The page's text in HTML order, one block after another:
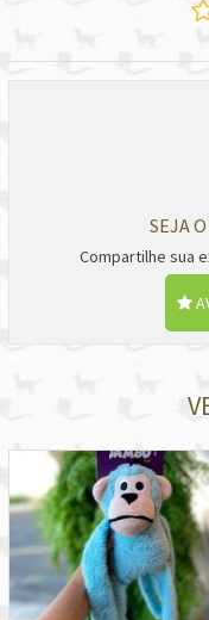
SEJA
Compartilhe sua